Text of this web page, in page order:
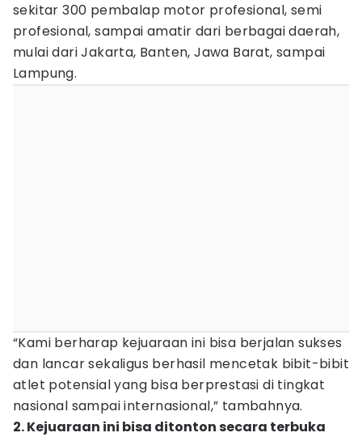
sekitar 300 pembalap motor profesional, semi
profesional, sampai amatir dari berbagai daerah,
mulai dari Jakarta, Banten, Jawa Barat, sampai
Lampung.
“Kami berharap kejuaraan ini bisa berjalan sukses
dan lancar sekaligus berhasil mencetak bibit-bibit
atlet potensial yang bisa berprestasi di tingkat
nasional sampai internasional,” tambahnya.
2. Kejuaraan ini bisa ditonton secara terbuka